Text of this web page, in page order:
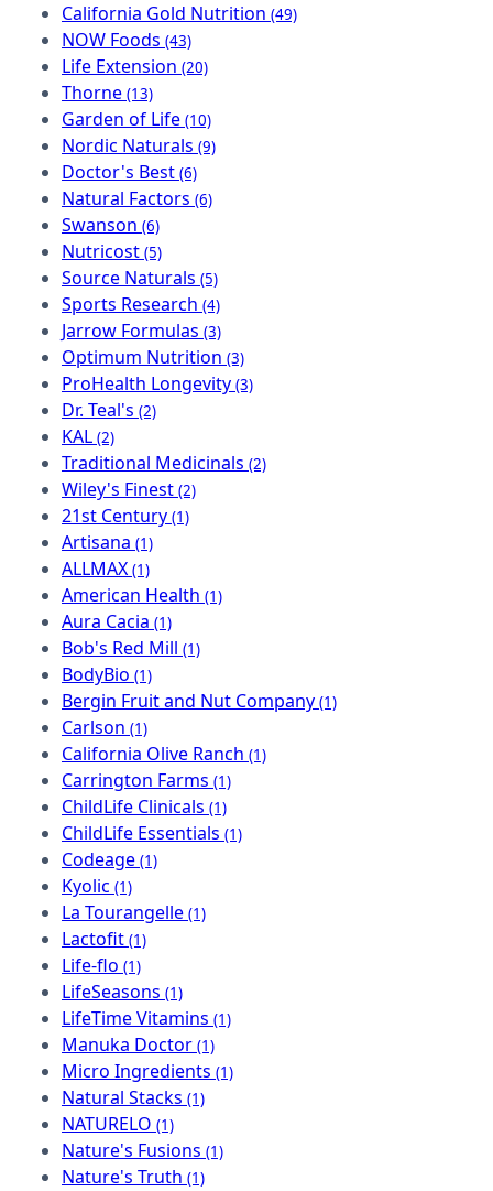
California Gold Nutrition (49)
NOW Foods (43)
Life Extension (20)
Thorne (13)
Garden of Life (10)
Nordic Naturals (9)
Doctor's Best (6)
Natural Factors (6)
Swanson (6)
Nutricost (5)
Source Naturals (5)
Sports Research (4)
Jarrow Formulas (3)
Optimum Nutrition (3)
ProHealth Longevity (3)
Dr. Teal's (2)
KAL (2)
Traditional Medicinals (2)
Wiley's Finest (2)
21st Century (1)
Artisana (1)
ALLMAX (1)
American Health (1)
Aura Cacia (1)
Bob's Red Mill (1)
BodyBio (1)
Bergin Fruit and Nut Company (1)
Carlson (1)
California Olive Ranch (1)
Carrington Farms (1)
ChildLife Clinicals (1)
ChildLife Essentials (1)
Codeage (1)
Kyolic (1)
La Tourangelle (1)
Lactofit (1)
Life-flo (1)
LifeSeasons (1)
LifeTime Vitamins (1)
Manuka Doctor (1)
Micro Ingredients (1)
Natural Stacks (1)
NATURELO (1)
Nature's Fusions (1)
Nature's Truth (1)